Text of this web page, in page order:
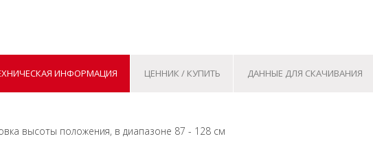
ИНФОРМАЦИЯ ЦЕННИК / КУПИТЬ ДАННЫЕ ДЛЯ СКАЧИВАНИЯ
высоты положения, в диапазоне 87 - 128 см